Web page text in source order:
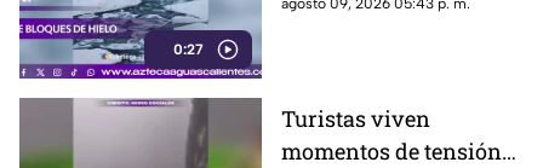
0:27
agosto 09, 2026 05:43 p. m.
Turistas viven
momentos de tensión